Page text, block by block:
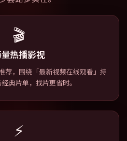
🎬
热播影视
荐，围绕「最新视频在线观看」持
典片单，找片更省时。
⚡